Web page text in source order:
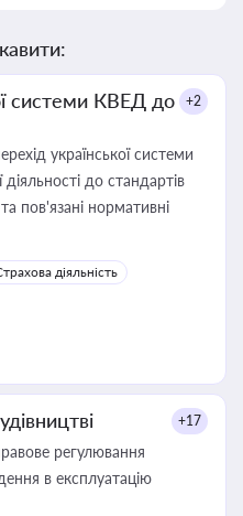
системи КВЕД до
+2
української системи
діяльності до стандартів
пов'язані нормативні
діяльність
+17
регулювання
в експлуатацію